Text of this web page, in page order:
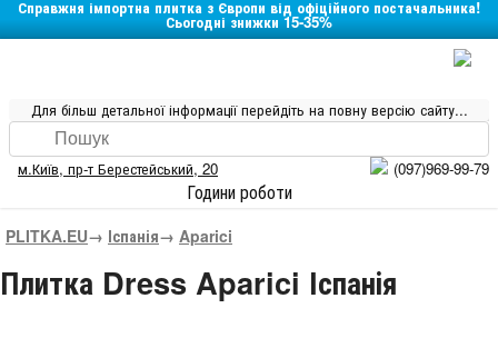
Справжня імпортна плитка з Європи від офіційного постачальника!
Сьогодні знижки 15-35%
Для більш детальної інформації перейдіть на повну версію сайту...
м.Київ, пр-т Берестейський, 20 (097)969-99-79
Години роботи
PLITKA.EU→ Іспанія→ Aparici
Плитка Dress Aparici Іспанія